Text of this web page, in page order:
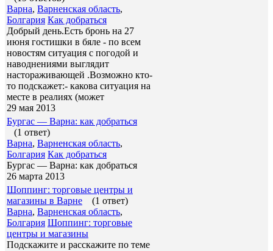
Варна, Варненская область,
Болгария Как добраться
Добрый день.Есть бронь на 27
июня гостишки в бяле - по всем
новостям ситуация с погодой и
наводнениями выглядит
настораживающей .Возможно кто-
то подскажет:- какова ситуация на
месте в реалиях (может
29 мая 2013
Бургас — Варна: как добраться
(1 ответ)
Варна, Варненская область,
Болгария Как добраться
Бургас — Варна: как добраться
26 марта 2013
Шоппинг: торговые центры и
магазины в Варне
(1 ответ)
Варна, Варненская область,
Болгария Шоппинг: торговые
центры и магазины
Подскажите и расскажите по теме